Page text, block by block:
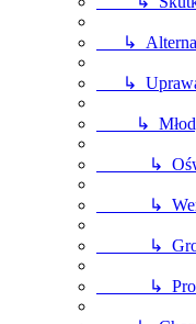
↳
↳
↳ Młody
↳
↳
↳
↳